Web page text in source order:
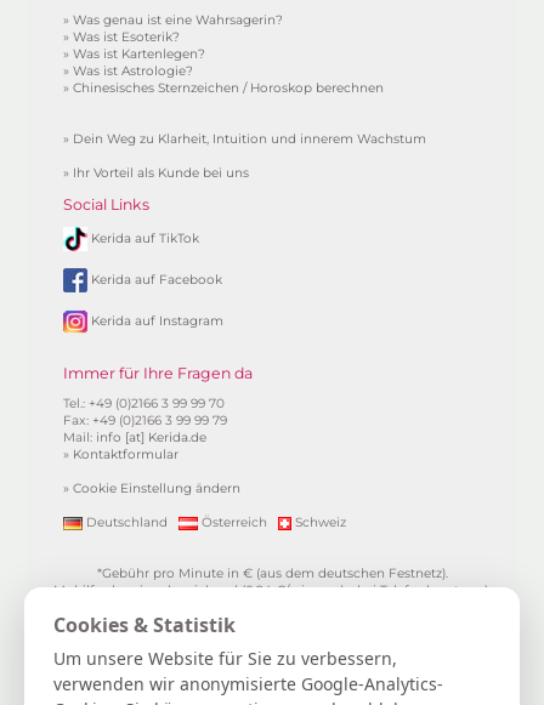
»Was genau ist eine Wahrsagerin?
»Was ist Esoterik?
»Was ist Kartenlegen?
»Was ist Astrologie?
»Chinesisches Sternzeichen / Horoskop berechnen
» Dein Weg zu Klarheit, Intuition und innerem Wachstum
» Ihr Vorteil als Kunde bei uns
Social Links
Kerida auf TikTok
Kerida auf Facebook
Kerida auf Instagram
Immer für Ihre Fragen da
Tel.: +49 (0)2166 3 99 99 70
Fax: +49 (0)2166 3 99 99 79
Mail: info [at] Kerida.de
» Kontaktformular
»Cookie Einstellung ändern
Deutschland Österreich Schweiz
*Gebühr pro Minute in € (aus dem deutschen Festnetz).
Mobilfunkpreise abweichend (0,24 €/min. mehr bei Telefonberatung).
**1.99€/min aus allen dt. Netzen
Gratisgepräch in Höhe von 15 Minuten.
15 Gratisminuten zum Kartenlegen sichern|Spiritueller Berater/in
Cookies & Statistik
Um unsere Website für Sie zu verbessern,
verwenden wir anonymisierte Google-Analytics-